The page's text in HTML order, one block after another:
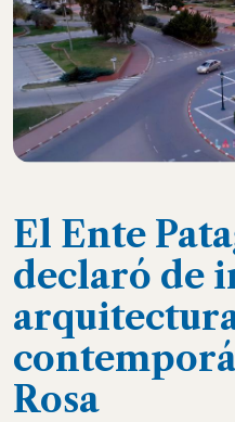
El Ente
declaró de
Rosa